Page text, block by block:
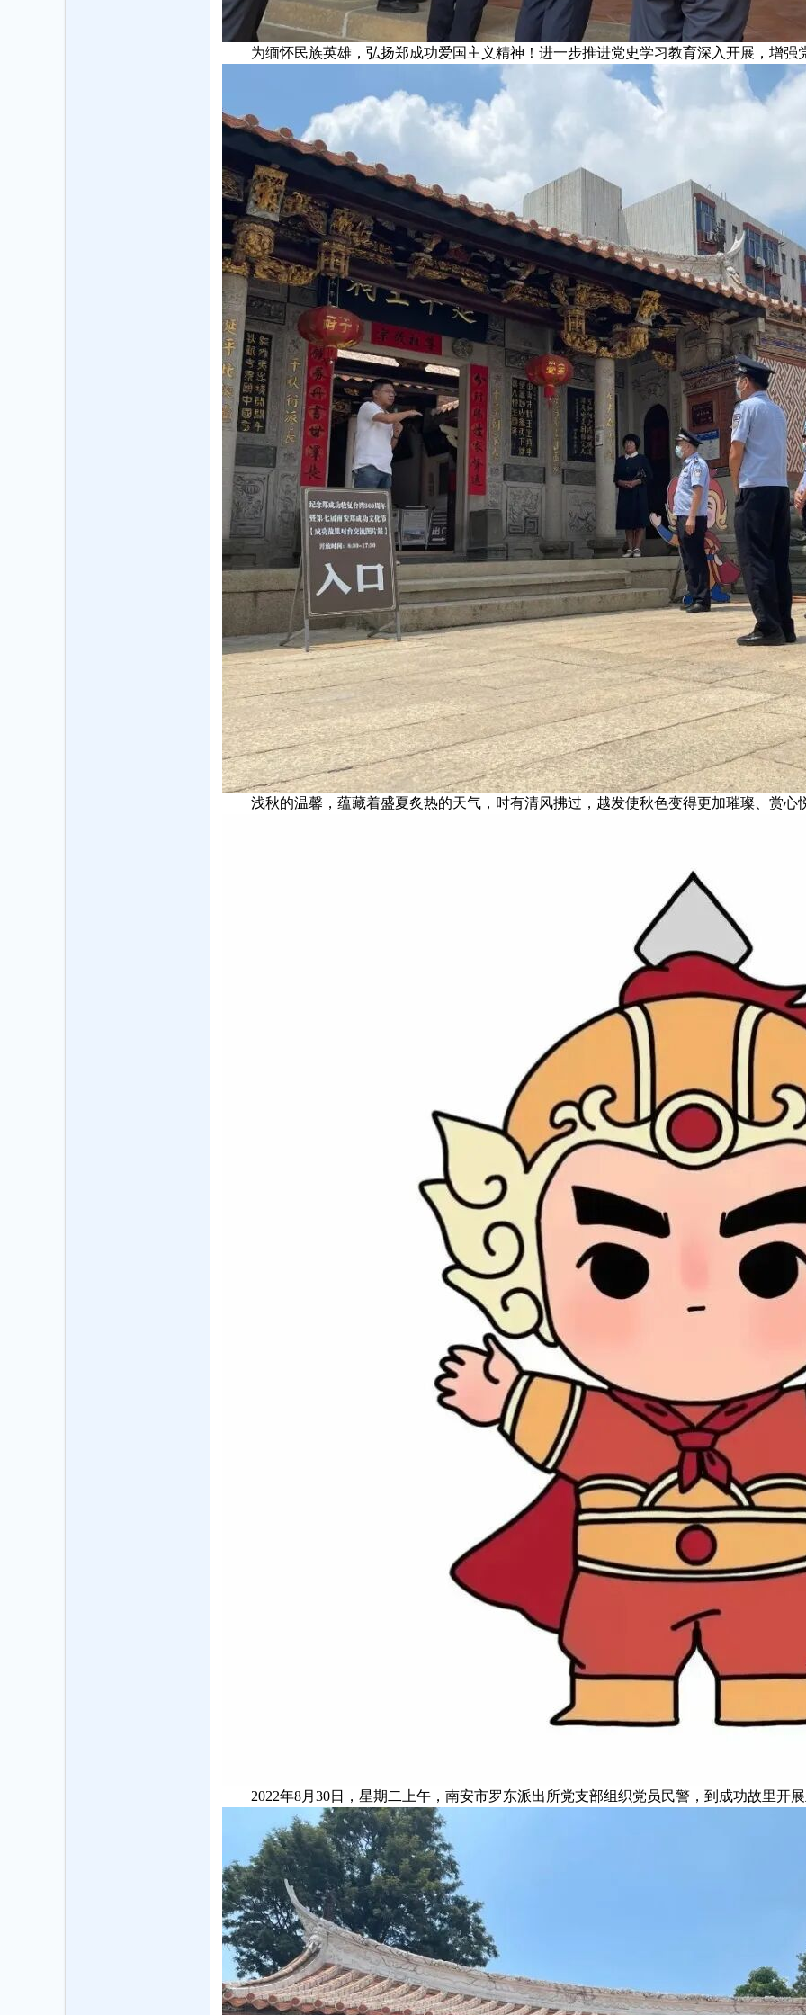
为缅怀民族英雄，弘扬郑成功爱国主义精神！进一步推进党史学习教育深入开展，增强
浅秋的温馨，蕴藏着盛夏炙热的天气，时有清风拂过，越发使秋色变得更加璀璨、赏心
2022年8月30日，星期二上午，南安市罗东派出所党支部组织党员民警，到成功故里开